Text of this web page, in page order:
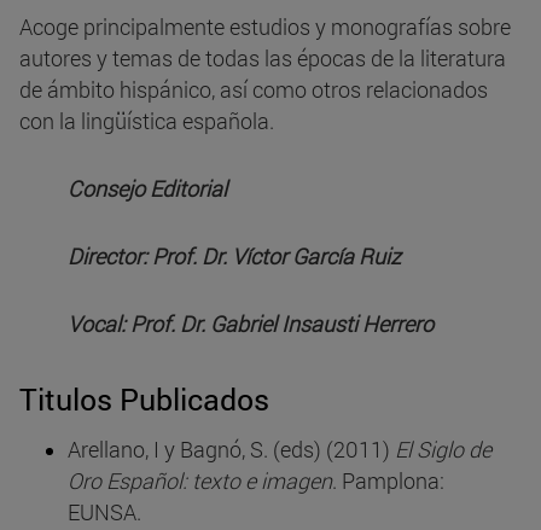
Acoge principalmente estudios y monografías sobre
autores y temas de todas las épocas de la literatura
de ámbito hispánico, así como otros relacionados
con la lingüística española.
Consejo Editorial
Director: Prof. Dr. Víctor García Ruiz
Vocal: Prof. Dr. Gabriel Insausti Herrero
Titulos Publicados
Arellano, I y Bagnó, S. (eds) (2011) El Siglo de
Oro Español: texto e imagen. Pamplona:
EUNSA.